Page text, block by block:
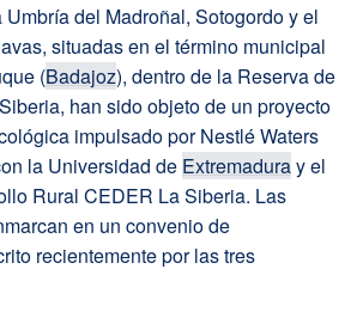
Umbría del Madroñal, Sotogordo y el
situadas en el término municipal
(Badajoz), dentro de la Reserva de
han sido objeto de un proyecto
impulsado por Nestlé Waters
la Universidad de Extremaduray el
Rural CEDER La Siberia. Las
en un convenio de
recientemente por las tres